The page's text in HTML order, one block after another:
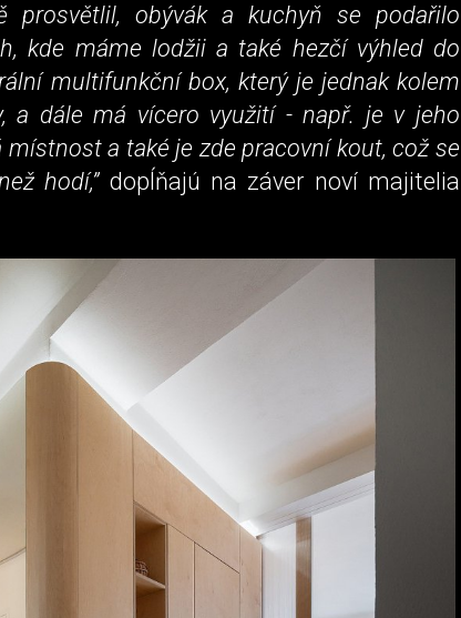
prosvětlil, obývák a kuchyň se podařilo
kde máme lodžii a také hezčí výhled do
multifunkční box, který je jednak kolem
a dále má vícero využití - např. je v jeho
a také je zde pracovní kout, což se
hodí,”dopĺňajú na záver noví majitelia